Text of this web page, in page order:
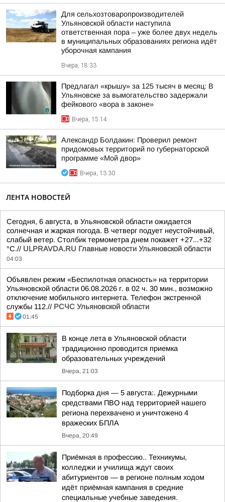
Для сельхозтоваропроизводителей
Ульяновской области наступила
ответственная пора – уже более двух недель
в муниципальных образованиях региона идёт
уборочная кампания
Вчера, 18:33
Предлагал «крышу» за 125 тысяч в месяц: В
Ульяновске за вымогательство задержали
фейкового «вора в законе»
Вчера, 15:14
Александр Болдакин: Проверил ремонт
придомовых территорий по губернаторской
программе «Мой двор»
Вчера, 13:30
ЛЕНТА НОВОСТЕЙ
Сегодня, 6 августа, в Ульяновской области ожидается
солнечная и жаркая погода. В четверг подует неустойчивый,
слабый ветер. Столбик термометра днем покажет +27...+32
°C.// ULPRAVDA.RU Главные новости Ульяновской области
04:03
Объявлен режим «Беспилотная опасность» на территории
Ульяновской области 06.08.2026 г. в 02 ч. 30 мин., возможно
отключение мобильного интернета. Телефон экстренной
службы 112.// РСЧС Ульяновской области
01:45
В конце лета в Ульяновской области
традиционно проводится приемка
образовательных учреждений
Вчера, 21:03
Подборка дня — 5 августа:. Дежурными
средствами ПВО над территорией нашего
региона перехвачено и уничтожено 4
вражеских БПЛА
Вчера, 20:49
Приёмная в профессию.. Техникумы,
колледжи и училища ждут своих
абитуриентов — в регионе полным ходом
идёт приёмная кампания в средние
специальные учебные заведения.